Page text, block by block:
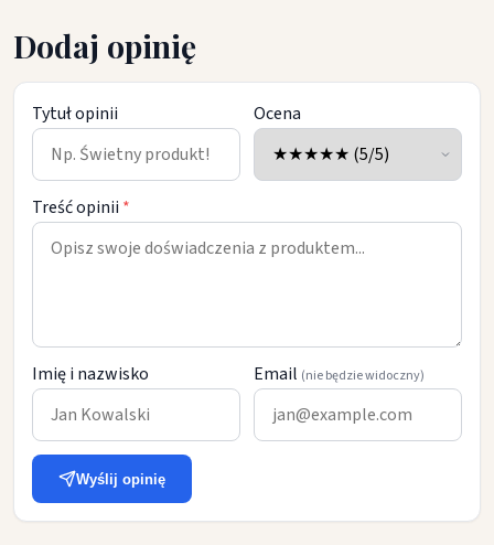
Dodaj opinię
Tytuł opinii Ocena
Treść opinii *
Imię i nazwisko Email (nie będzie widoczny)
Wyślij opinię